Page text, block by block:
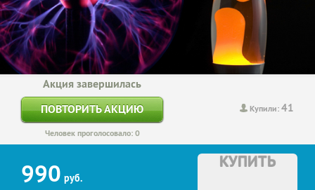
Купили:41
Акция завершилась
ПОВТОРИТЬ АКЦИЮ
Человек проголосовало: 0
990 руб.
КУПИТЬ